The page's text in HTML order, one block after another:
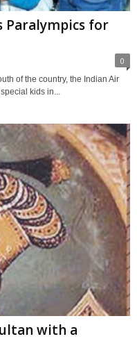
Paralympics for
0
of the country, the Indian Air
kids in...
with a